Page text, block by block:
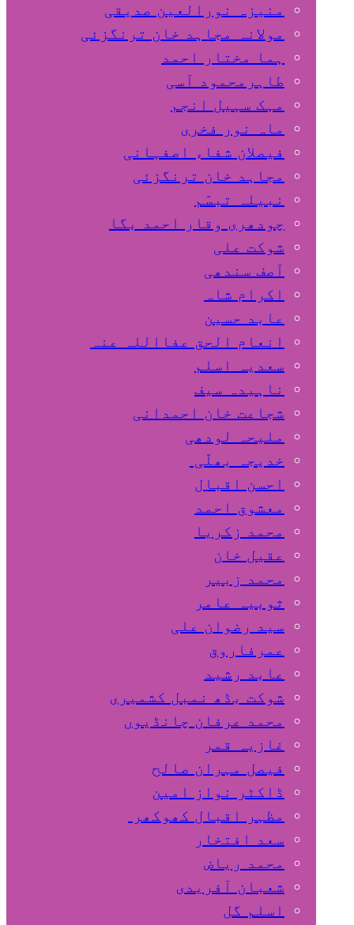
منیزہ نورالعین صدیقی
مولانہ مجاہد خان ترنگزئی
ہما مختار احمد
طاہرمحمود آسی
مہک سہیل انجم
ماہ نور فخری
فیصلان شفاء اصفہانی
مجاہد خان ترنگزئی
نبیلہ تبسّم
چودھری وقار احمد بگا
شوکت علی
آصف سندھی
اکرام شاہ
عابد حسین
انعام الحق عفااللہ عنہ
سعدیہ اسلم
ناہیدہ سیف
شجاعت خان احمدانی
ملیحہ لودھی
خدیجہ بھلّی
احسن اقبال
معشوق احمد
محمد زکریا
عقیل خان
محمد زبیر
ثوبیہ عامر
سید رضوان علی
عمرفاروق
عابد رشید
شوکت بڈھ نمبل کشمیری
محمد عرفان چانڈیوں
غازیہ قمر
فیصل مہران صالح
ڈاکٹر نواز امین
مظہر اقبال کھوکھر
سعد افتخار
محمد ریاض
شعبان آفریدی
اسلم گل